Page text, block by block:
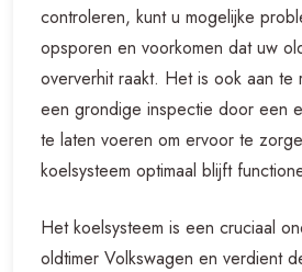
controleren, kunt u mogelijke
opsporen en voorkomen dat uw
oververhit raakt. Het is ook aan te
een grondige inspectie door een
te laten voeren om ervoor te
koelsysteem optimaal blijft
Het koelsysteem is een cruciaal
oldtimer Volkswagen en verdient